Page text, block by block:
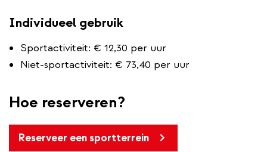
Individueel gebruik
Sportactiviteit: € 12,30 per uur
Niet-sportactiviteit: € 73,40 per uur
Hoe reserveren?
Reserveer een sportterrein